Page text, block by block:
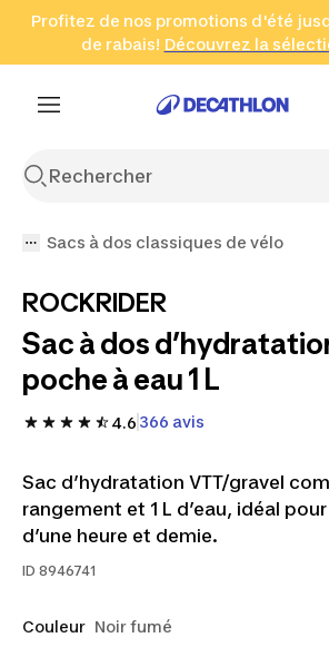
Aller à la recherche Aller au
Profitez de nos promotions d'été
de rabais! Découvrez la
Cliquez ici
en seulement 2 h!
(Zones sélectionnées)
Sacs à dos classiques de vélo
ROCKRIDER
Sac à dos
poche à eau 1 L
4.6 366 avis
Sac d’hydratation VTT/gravel
rangement et 1 L d’eau, idéal
d’une heure et demie.
ID 8946741
Couleur Noir fumé